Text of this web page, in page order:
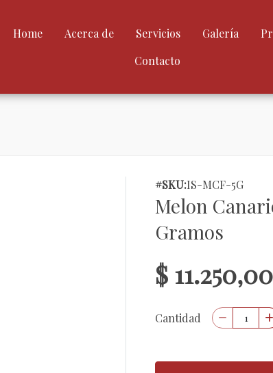
Home Acerca de Servicios Galería
Contacto
#SKU:IS-MCF-5G
Melon
Gramos
$ 11.250,00
Cantidad